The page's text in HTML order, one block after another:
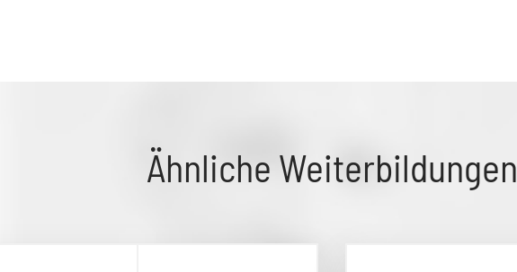
Ähnliche Weiterbildungen